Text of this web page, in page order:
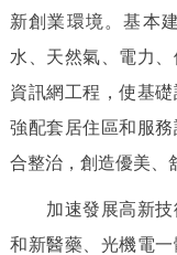
新創業環境。基本
水、天然氣、電力
資訊網工程，使基
強配套居住區和服
合整治，創造優美、
加速發展高新技
和新醫藥、光機電